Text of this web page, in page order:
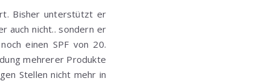
Bisher unterstützt er
auch nicht.. sondern er
einen SPF von 20.
mehrerer Produkte
Stellen nicht mehr in